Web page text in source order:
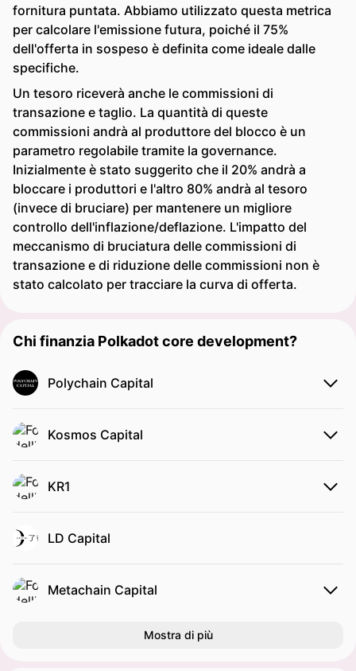
fornitura puntata. Abbiamo utilizzato questa metrica
per calcolare l'emissione futura, poiché il 75%
dell'offerta in sospeso è definita come ideale dalle
specifiche.
Un tesoro riceverà anche le commissioni di
transazione e taglio. La quantità di queste
commissioni andrà al produttore del blocco è un
parametro regolabile tramite la governance.
Inizialmente è stato suggerito che il 20% andrà a
bloccare i produttori e l'altro 80% andrà al tesoro
(invece di bruciare) per mantenere un migliore
controllo dell'inflazione/deflazione. L'impatto del
meccanismo di bruciatura delle commissioni di
transazione e di riduzione delle commissioni non è
stato calcolato per tracciare la curva di offerta.
Chi finanzia Polkadot core development?
Polychain Capital
Kosmos Capital
KR1
LD Capital
Metachain Capital
Mostra di più